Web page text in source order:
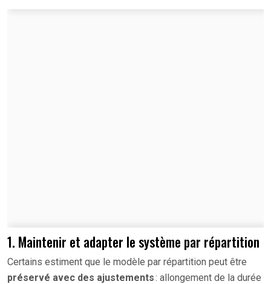
1. Maintenir et adapter le système par répartition
Certains estiment que le modèle par répartition peut être
préservé avec des ajustements: allongement de la durée